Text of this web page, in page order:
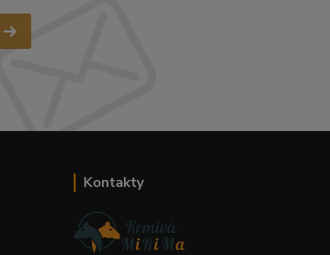
Kontakty